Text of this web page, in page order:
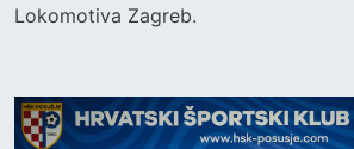
Lokomotiva Zagreb.